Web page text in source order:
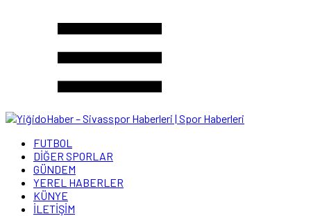
FUTBOL
DİĞER SPORLAR
GÜNDEM
YEREL HABERLER
KÜNYE
İLETİŞİM